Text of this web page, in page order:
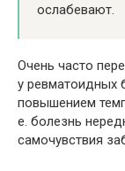
ослабевают.
Очень часто
у ревматоидных
повышением
е. болезнь
самочувствия